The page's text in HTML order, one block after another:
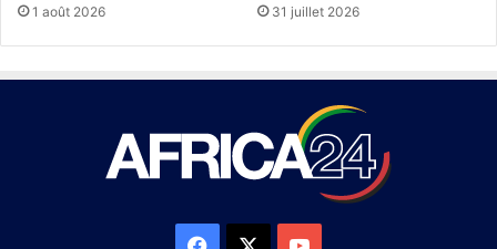
1 août 2026 31 juillet 2026